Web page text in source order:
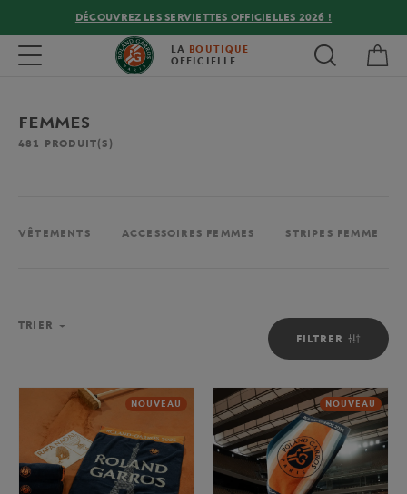
DÉCOUVREZ LES SERVIETTES OFFICIELLES 2026 !
Toggle navigation LA BOUTIQUE
OFFICIELLE
FEMMES
481 PRODUIT(S)
VÊTEMENTS ACCESSOIRES FEMMES STRIPES FEMME
FILTRER
TRIER
NOUVEAU NOUVEAU